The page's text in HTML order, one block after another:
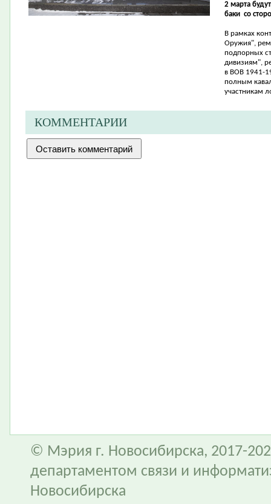
2 марта
баки со
В рамках
Оружия",
подпорных
дивизиям",
в ВОВ 1941-
полным
участникам
КОММЕНТАРИИ
© Мэрия г. Новосибирска, 2017-
департаментом связи и
Новосибирска